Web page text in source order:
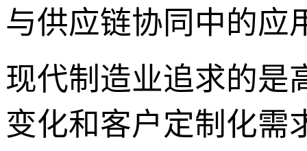
与供应链协同中的应
现代制造业追求的是
变化和客户定制化需